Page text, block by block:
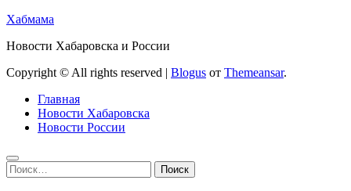
Хабмама
Новости Хабаровска и России
Copyright © All rights reserved
Blogus от Themeansar.
Главная
Новости Хабаровска
Новости России
Найти: